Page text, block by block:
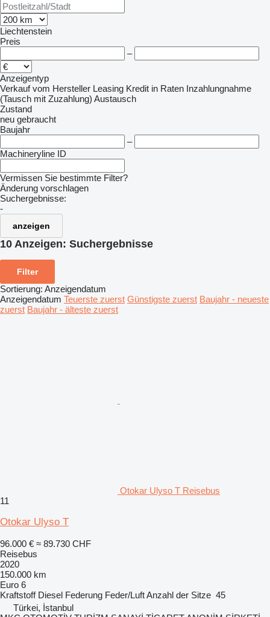
Liechtenstein
Preis
–
Anzeigentyp
Verkauf vom Hersteller Leasing Kredit in Raten Inzahlungnahme
(Tausch mit Zuzahlung) Austausch
Zustand
neu gebraucht
Baujahr
–
Machineryline ID
Vermissen Sie bestimmte Filter?
Änderung vorschlagen
Suchergebnisse:
-
anzeigen
10 Anzeigen: Suchergebnisse
Filter
Sortierung: Anzeigendatum
Anzeigendatum Teuerste zuerst Günstigste zuerst Baujahr - neueste
zuerst Baujahr - älteste zuerst
Otokar Ulyso T Reisebus
11
Otokar Ulyso T
96.000 € ≈ 89.730 CHF
Reisebus
2020
150.000 km
Euro 6
Kraftstoff Diesel Federung Feder/LuftAnzahl der Sitze 45
Türkei, İstanbul